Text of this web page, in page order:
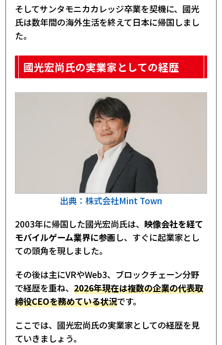
そしてサンタモニカカレッジ卒業を契機に、國光
氏は数年間の海外生活を終えて日本に帰国しまし
た。
國光宏尚氏の実業家としての経歴
出典：株式会社Mint Town
2003年に帰国した國光宏尚氏は、 映像会社を経て
モバイルゲーム業界に参画 し、すぐに起業家とし
ての頭角を現しました。
その後は主にVRやWeb3、ブロックチェーン分野
で経歴を重ね、 2026年現在は複数の企業の代表取
締役CEOを務めている状況です。
ここでは、國光宏尚氏の実業家としての経歴を見
ていきましょう。